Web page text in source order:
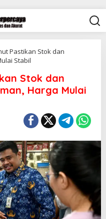
Pastikan Stok dan
Stabil
Stok dan
Harga Mulai